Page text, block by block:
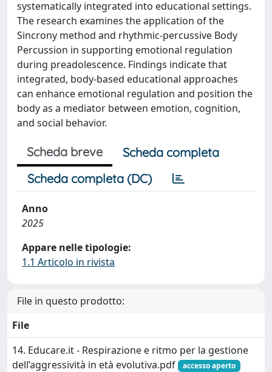
systematically integrated into educational settings.
The research examines the application of the
Sincrony method and rhythmic-percussive Body
Percussion in supporting emotional regulation
during preadolescence. Findings indicate that
integrated, body-based educational approaches
can enhance emotional regulation and position the
body as a mediator between emotion, cognition,
and social behavior.
Scheda breve
Scheda completa
Scheda completa (DC)
Anno
2025
Appare nelle tipologie:
1.1 Articolo in rivista
File in questo prodotto:
File
14. Educare.it - Respirazione e ritmo per la gestione
dell’aggressività in età evolutiva.pdf
accesso aperto